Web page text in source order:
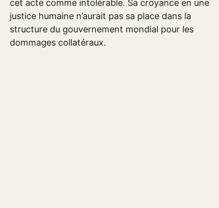
cet acte comme intolérable. Sa croyance en une
justice humaine n’aurait pas sa place dans la
structure du gouvernement mondial pour les
dommages collatéraux.